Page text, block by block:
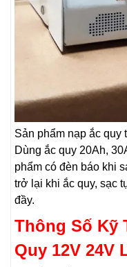
Sản phẩm nạp ắc quy
Dùng ắc quy 20Ah,
phẩm có đèn báo khi
trở lại khi ắc quy, sạc
đầy.
Thông Số Kỹ
Quy 12V 24V